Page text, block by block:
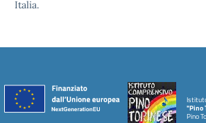
Italia.
"Pino
Pino